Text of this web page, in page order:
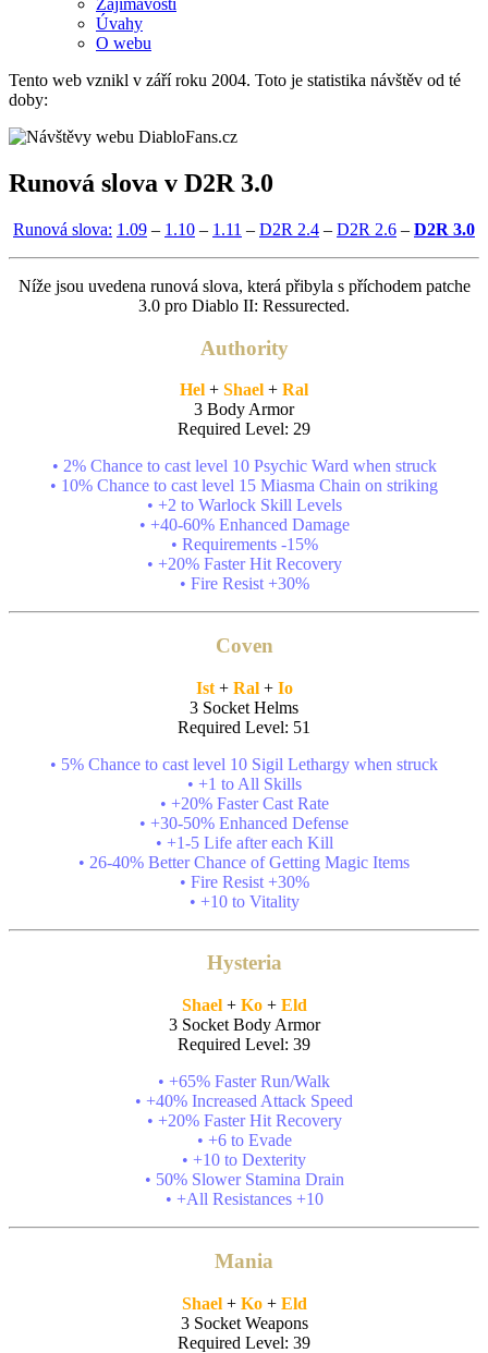
Zajímavosti
Úvahy
O webu
Tento web vznikl v září roku 2004. Toto je statistika návštěv od té
doby:
Runová slova v D2R 3.0
Runová slova: 1.09 – 1.10 – 1.11 – D2R 2.4 – D2R 2.6 – D2R 3.0
Níže jsou uvedena runová slova, která přibyla s příchodem patche
3.0 pro Diablo II: Ressurected.
Authority
Hel + Shael + Ral
3 Body Armor
Required Level: 29
• 2% Chance to cast level 10 Psychic Ward when struck
• 10% Chance to cast level 15 Miasma Chain on striking
• +2 to Warlock Skill Levels
• +40-60% Enhanced Damage
• Requirements -15%
• +20% Faster Hit Recovery
• Fire Resist +30%
Coven
Ist+ Ral+ Io
3 Socket Helms
Required Level: 51
• 5% Chance to cast level 10 Sigil Lethargy when struck
• +1 to All Skills
• +20% Faster Cast Rate
• +30-50% Enhanced Defense
• +1-5 Life after each Kill
• 26-40% Better Chance of Getting Magic Items
• Fire Resist +30%
• +10 to Vitality
Hysteria
Shael+ Ko+ Eld
3 Socket Body Armor
Required Level: 39
• +65% Faster Run/Walk
• +40% Increased Attack Speed
• +20% Faster Hit Recovery
• +6 to Evade
• +10 to Dexterity
• 50% Slower Stamina Drain
• +All Resistances +10
Mania
Shael + Ko+ Eld
3 Socket Weapons
Required Level: 39